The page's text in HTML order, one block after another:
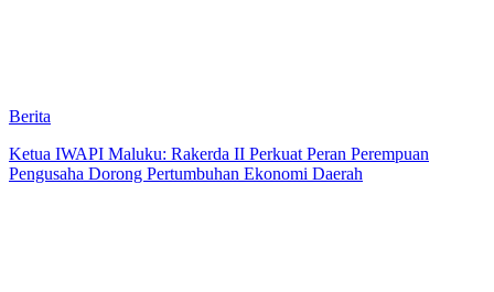
Berita
Ketua IWAPI Maluku: Rakerda II Perkuat Peran Perempuan
Pengusaha Dorong Pertumbuhan Ekonomi Daerah